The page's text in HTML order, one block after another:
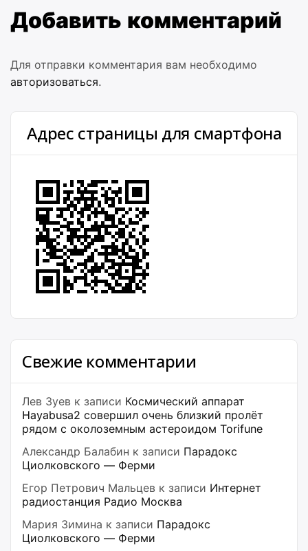
Добавить комментарий
Для отправки комментария вам необходимо
авторизоваться.
Адрес страницы для смартфона
Свежие комментарии
Лев Зуев к записи Космический аппарат
Hayabusa2 совершил очень близкий пролёт
рядом с околоземным астероидом Torifune
Александр Балабин к записи Парадокс
Циолковского — Ферми
Егор Петрович Мальцев к записи Интернет
радиостанция Радио Москва
Мария Зимина к записи Парадокс
Циолковского — Ферми